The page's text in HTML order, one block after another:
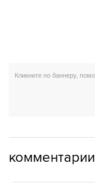
комментарии